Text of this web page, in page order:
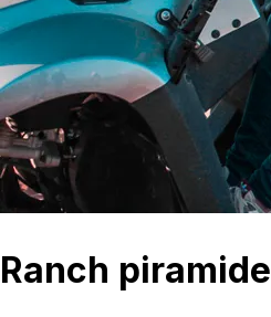
Ranch piramide